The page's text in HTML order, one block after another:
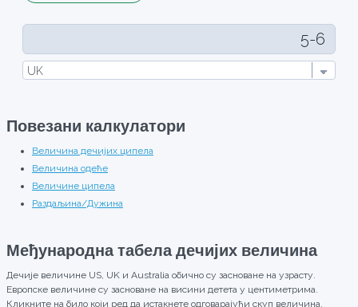
Повезани калкулатори
Величина дечијих ципела
Величина одеће
Величине ципела
Раздаљина/Дужина
Међународна табела дечијих величина
Дечије величине US, UK и Australia обично су засноване на узрасту.
Европске величине су засноване на висини детета у центиметрима.
Кликните на било који ред да истакнете одговарајући скуп величина.